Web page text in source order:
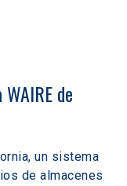
de
un sistema
de almacenes